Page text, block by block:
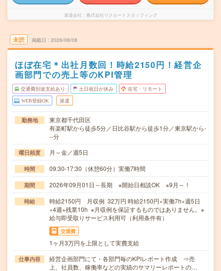
派遣会社 株式会社リクルートスタッフィング
未読 掲載日 2026/08/08
ほぼ在宅＊出社月数回！時給2150円！経営企
画部門での売上等のKPI管理
交通費別途支給あり 土日祝日が休み 在宅・リモート
WEB登録OK 派遣
勤務地
東京都千代田区
有楽町駅から徒歩5分／日比谷駅から徒歩1分／東京駅から-
--分
曜日頻度 月～金／週5日
時間 09:30-17:30（休憩60分）実働7時間
期間 2026年09月01日～長期 ※開始日相談OK ※9月～！
時給
時給2150円 月収例 32万円 時給2150円×実働7h×週5日
×4週+残業10h ※月収例を保証するものではありません。※
給与即受取りサービス利用可（利用条件有）
交通費
1ヶ月3万円を上限として実費支給
仕事内容
経営企画部門にて・各部門毎のKPIレポート作成 ⇒売
上、社員数、稼働率などの実績のサマリーレポートの…